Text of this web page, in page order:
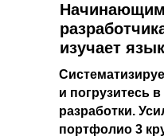
изучает
и погрузитесь
разработки.
портфолио 3